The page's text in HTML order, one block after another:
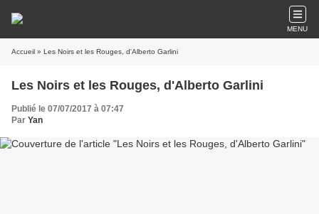
MENU
Accueil » Les Noirs et les Rouges, d'Alberto Garlini
Les Noirs et les Rouges, d'Alberto Garlini
Publié le 07/07/2017 à 07:47
Par Yan